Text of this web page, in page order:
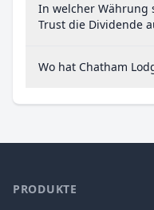
In welcher Währung
Trust die Dividende
Wo hat Chatham
PRODUKTE